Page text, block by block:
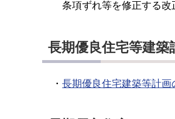
条項ずれ等を修正する改
長期優良住宅等建
・長期優良住宅建築等計